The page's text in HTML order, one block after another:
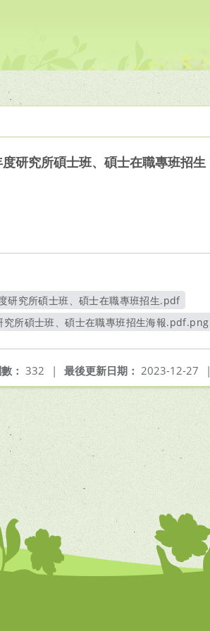
研究所碩士班、碩士在職專班招生
研究所碩士班、碩士在職專班招生.pdf
另開新視窗
究所碩士班、碩士在職專班招生海報.pdf.png
最後更新日期： 2023-12-27 |
： 332 |